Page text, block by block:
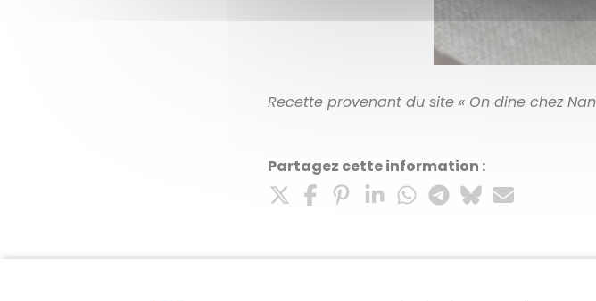
Recette provenant du site « On dine chez
Partagez cette information :